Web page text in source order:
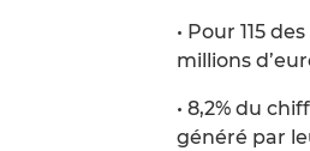
• Pour 115
millions
• 8,2% du
généré par